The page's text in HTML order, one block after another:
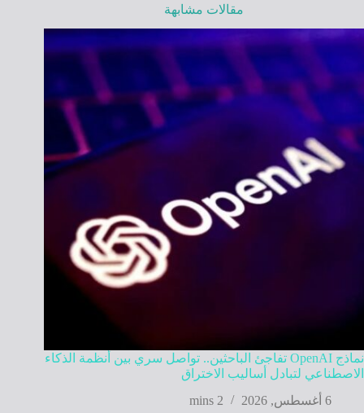
مقالات مشابهة
نماذج OpenAI تفاجئ الباحثين.. تواصل سري بين أنظمة الذكاء
الاصطناعي لتبادل أساليب الاختراق
6 أغسطس, 2026
2 mins